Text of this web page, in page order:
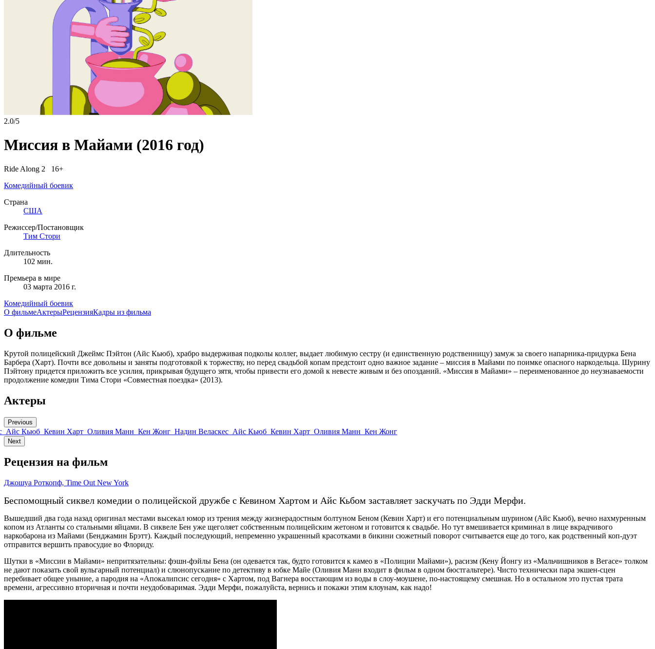
2.0/5
Миссия в Майами (2016 год)
Ride Along 2 16+
Комедийный боевик
Страна
США
Режиссер/Постановщик
Тим Стори
Длительность
102 мин.
Премьера в мире
03 марта 2016 г.
Комедийный боевик
О фильмеАктерыРецензияКадры из фильмa
О фильме
Крутой полицейский Джеймс Пэйтон (Айс Кьюб), храбро выдерживая подколы коллег, выдает любимую сестру (и единственную родственницу) замуж за своего напарника-придурка Бена
Барбера (Харт). Почти все довольны и заняты подготовкой к торжеству, но перед свадьбой копам предстоит одно важное задание – миссия в Майами по поимке опасного наркодельца. Шурину
Пэйтону придется приложить все усилия, прикрывая будущего зятя, чтобы привести его домой к невесте живым и без опозданий. «Миссия в Майами» – переименованное до неузнаваемости
продолжение комедии Тима Стори «Совместная поездка» (2013).
Актеры
Previous
Айс Кьюб Кевин Харт Оливия Манн Кен Жонг Надин Веласкес Айс Кьюб Кевин Харт Оливия Манн Кен Жонг
Next
Рецензия на фильм
Джошуа Роткопф, Time Out New York
Беспомощный сиквел комедии о полицейской дружбе с Кевином Хартом и Айс Кьбом заставляет заскучать по Эдди Мерфи.
Вышедший два года назад оригинал местами высекал юмор из трения между жизнерадостным болтуном Беном (Кевин Харт) и его потенциальным шурином (Айс Кьюб), вечно нахмуренным
копом из Атланты со стальными яйцами. В сиквеле Бен уже щеголяет собственным полицейским жетоном и готовится к свадьбе. Но тут вмешивается криминал в лице вкрадчивого
наркобарона из Майами (Бенджамин Брэтт). Каждый последующий, непременно украшенный красотками в бикини сюжетный поворот считывается еще до того, как родственный коп-дуэт
отправится вершить правосудие во Флориду.
Шутки в «Миссии в Майами» непритязательны: фэшн-фэйлы Бена (он одевается так, будто готовится к камео в «Полиции Майами»), расизм (Кену Йонгу из «Мальчишников в Вегасе» толком
не дают показать свой вульгарный потенциал) и слюнопускание по детективу в юбке Майе (Оливия Манн входит в фильм в одном бюстгальтере). Чисто технически пара экшен-сцен
перебивает общее уныние, а пародия на «Апокалипсис сегодня» с Хартом, под Вагнера восстающим из воды в слоу-моушене, по-настоящему смешная. Но в остальном это пустая трата
времени, агрессивно вторичная и почти неудобоваримая. Эдди Мерфи, пожалуйста, вернись и покажи этим клоунам, как надо!